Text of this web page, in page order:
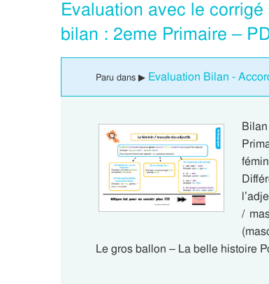
Evaluation avec le
bilan : 2eme Primaire –
Paru dans ▶ Evaluation Bilan -
/
Le gros ballon – La belle histoire